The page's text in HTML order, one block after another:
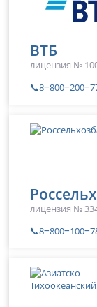
ВТБ
лицензия №
лицензия №